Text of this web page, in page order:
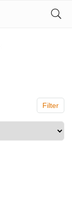
Filter